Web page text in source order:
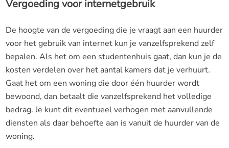
Vergoeding voor internetgebruik
De hoogte van de vergoeding die je vraagt aan een huurder
voor het gebruik van internet kun je vanzelfsprekend zelf
bepalen. Als het om een studentenhuis gaat, dan kun je de
kosten verdelen over het aantal kamers dat je verhuurt.
Gaat het om een woning die door één huurder wordt
bewoond, dan betaalt die vanzelfsprekend het volledige
bedrag. Je kunt dit eventueel verhogen met aanvullende
diensten als daar behoefte aan is vanuit de huurder van de
woning.